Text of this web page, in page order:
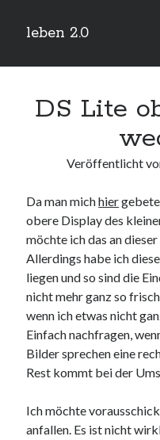
leben 2.0
Sidebar
Arduino und BME 280
13. Januar 2019
Minecraft-Server
Leben 2.0 Reloaded (?)
18. November 2018
icinga critical/config: Error:
Recursion level too deep.
1. April 2018
Winterhüttentour 2018
9. März 2018
Neueste Kommentare
DS Lite
Veröffentlicht
Da man michhier
obere Display des
möchte ich das an
Allerdings habe ich
liegen und so sind die
nicht mehr ganz so
wenn ich etwas nicht
Einfach nachfragen,
Bilder sprechen eine
Rest kommt bei der
Ich möchte
anfallen. Es ist nicht